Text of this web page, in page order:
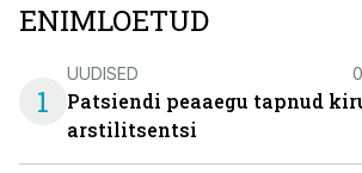
ENIMLOETUD
1
UUDISED
Patsiendi peaaegu tapnud
arstilitsentsi